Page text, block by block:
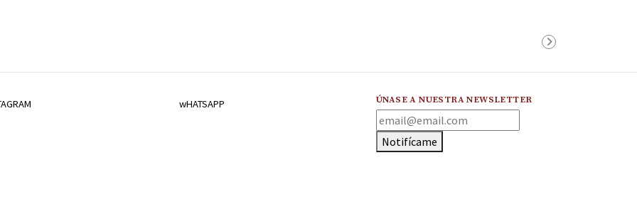
wHATSAPP ÚNASE A NUESTRA NEWSLETTER
Notifícame